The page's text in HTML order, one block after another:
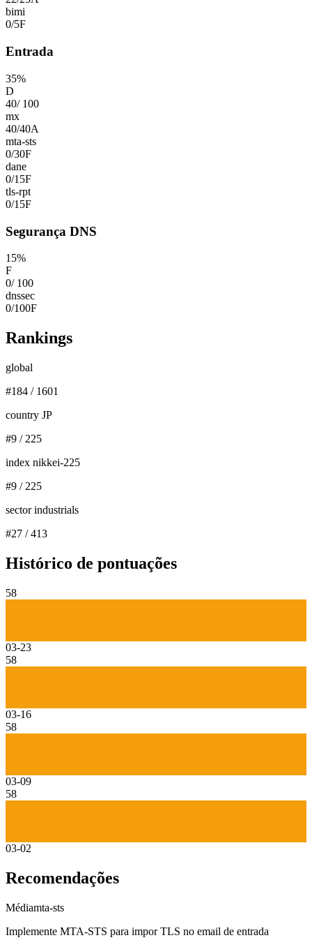
bimi
0/5F
Entrada
35%
D
40/ 100
mx
40/40A
mta-sts
0/30F
dane
0/15F
tls-rpt
0/15F
Segurança DNS
15%
F
0/ 100
dnssec
0/100F
Rankings
global
#184 / 1601
country JP
#9 / 225
index nikkei-225
#9 / 225
sector industrials
#27 /413
Histórico de pontuações
58
03-23
58
03-16
58
03-09
58
03-02
Recomendações
Médiamta-sts
Implemente MTA-STS para impor TLS no email de entrada